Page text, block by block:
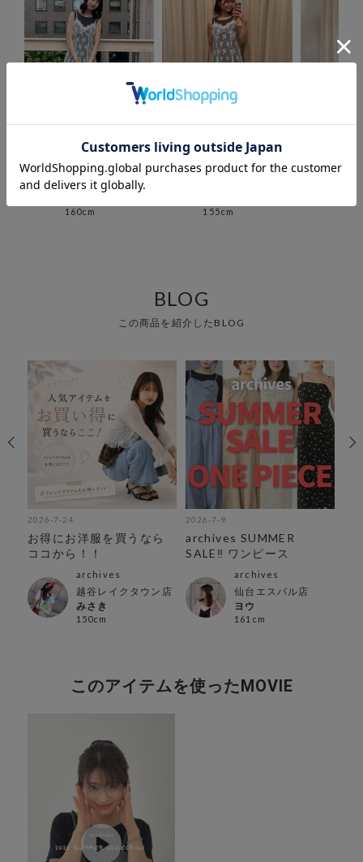
archives
立川ルミネ店
160cm
archives
155cm
BLOG
この商品を紹介したBLOG
2026-7-24
お得にお洋服を買うなら
ココから！！
archives
越谷レイクタウン店
みさき
150cm
2026-7-9
archives SUMMER
SALE‼︎ ワンピース
archives
仙台エスパル店
ヨウ
161cm
このアイテムを使ったMOVIE